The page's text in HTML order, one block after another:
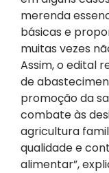
merenda
básicas e
muitas vezes
Assim, o edital
de
promoção da
combate às
agricultura
qualidade e
alimentar”,